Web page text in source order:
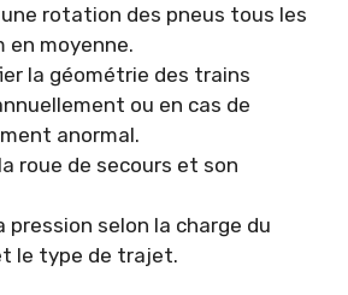
rotation des pneus tous les
en moyenne.
la géométrie des trains
ou en cas de
anormal.
roue de secours et son
pression selon la charge du
le type de trajet.